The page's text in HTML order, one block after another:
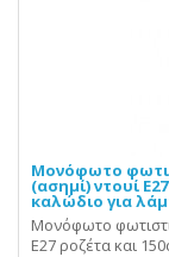
Μονόφωτο
(ασημί) ντουί
καλώδιο για
Μονόφωτο
Ε27 ροζέτα και